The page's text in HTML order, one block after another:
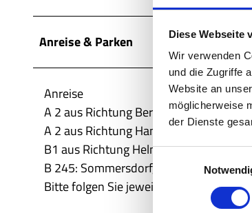
Diese Webseite
Wir verwenden
und die Zugriffe
Website an
möglicherweise
der Dienste
i
n
Anreise & Parken
Anreise
A 2 aus Richtung Berlin: Abfahrt
A 2 aus Richtung Hannover: Ausfahrt
B1 aus Richtung Helmstedt: in
B 245: Sommersdorf, Harbke/OT
Bitte folgen Sie jeweils der